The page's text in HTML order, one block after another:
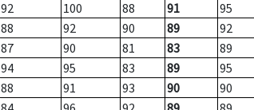
92 100 88 91
95
88 92 90 89
92
87 90 81 83
89
94 95 83 89
95
88 91 93 90
90